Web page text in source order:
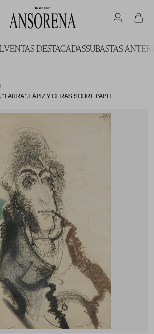
VENTAS DESTACADASSUBASTAS
LÁPIZ Y CERAS SOBRE PAPEL